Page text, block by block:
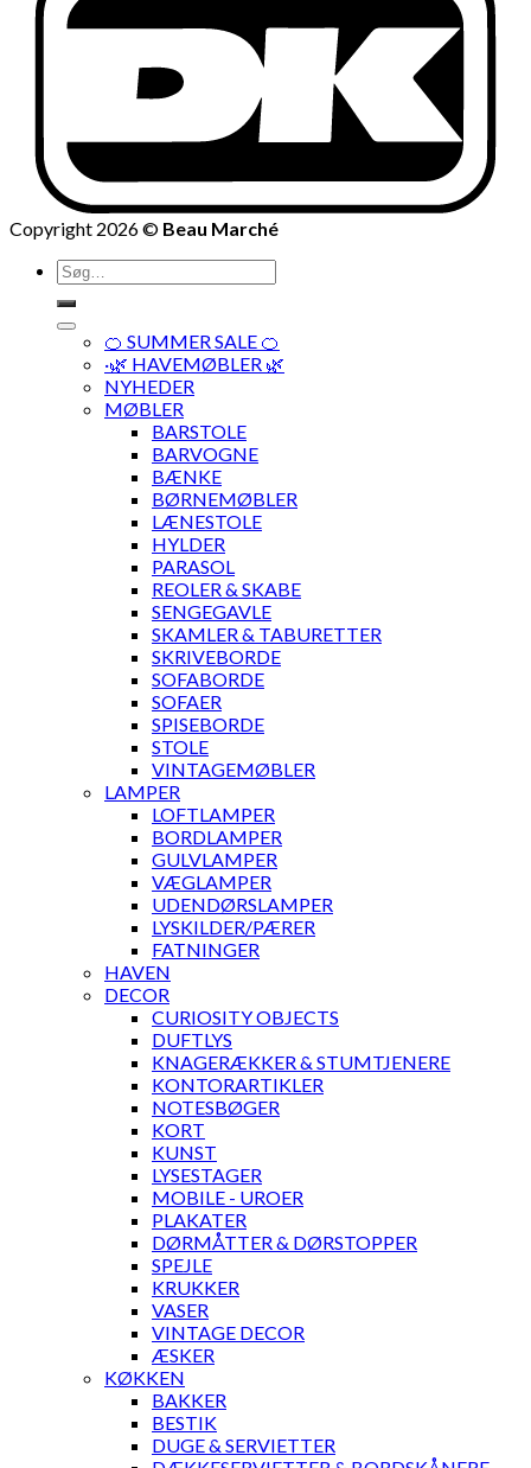
Copyright 2026 © Beau Marché
Søg
efter:
🍊 SUMMER SALE 🍊
·🌿 HAVEMØBLER 🌿
NYHEDER
MØBLER
BARSTOLE
BARVOGNE
BÆNKE
BØRNEMØBLER
LÆNESTOLE
HYLDER
PARASOL
REOLER & SKABE
SENGEGAVLE
SKAMLER & TABURETTER
SKRIVEBORDE
SOFABORDE
SOFAER
SPISEBORDE
STOLE
VINTAGEMØBLER
LAMPER
LOFTLAMPER
BORDLAMPER
GULVLAMPER
VÆGLAMPER
UDENDØRSLAMPER
LYSKILDER/PÆRER
FATNINGER
HAVEN
DECOR
CURIOSITY OBJECTS
DUFTLYS
KNAGERÆKKER & STUMTJENERE
KONTORARTIKLER
NOTESBØGER
KORT
KUNST
LYSESTAGER
MOBILE - UROER
PLAKATER
DØRMÅTTER & DØRSTOPPER
SPEJLE
KRUKKER
VASER
VINTAGE DECOR
ÆSKER
KØKKEN
BAKKER
BESTIK
DUGE & SERVIETTER